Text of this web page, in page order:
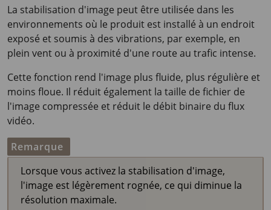
La stabilisation d'image peut être utilisée dans les
environnements où le produit est installé à un endroit
exposé et soumis à des vibrations, par exemple, en
plein vent ou à proximité d'une route au trafic intense.
Cette fonction rend l'image plus fluide, plus régulière et
moins floue. Il réduit également la taille de fichier de
l'image compressée et réduit le débit binaire du flux
vidéo.
Remarque
Lorsque vous activez la stabilisation d'image,
l'image est légèrement rognée, ce qui diminue la
résolution maximale.